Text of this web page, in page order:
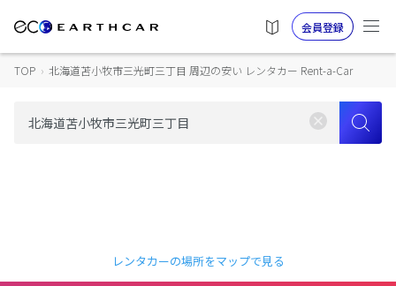
会員登録
TOP › 北海道苫小牧市三光町三丁目 周辺の安い レンタカー Rent-a-Car
レンタカーの場所をマップで見る